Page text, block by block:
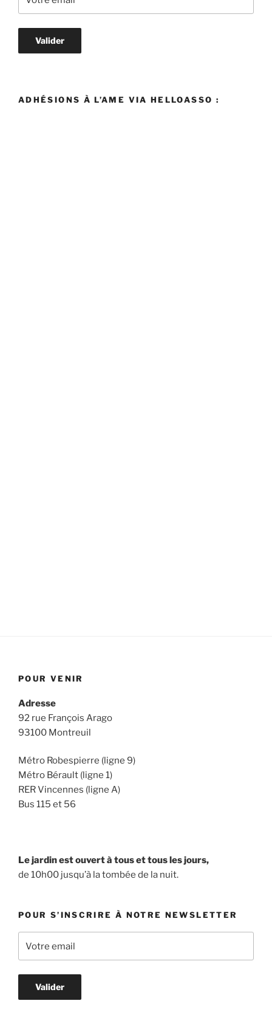
ADHÉSIONS À L’AME VIA HELLOASSO :
POUR VENIR
Adresse
92 rue François Arago
93100 Montreuil
Métro Robespierre (ligne 9)
Métro Bérault (ligne 1)
RER Vincennes (ligne A)
Bus 115 et 56
Le jardin est ouvert à tous et tous les jours,
de 10h00 jusqu’à la tombée de la nuit.
POUR S’INSCRIRE À NOTRE NEWSLETTER